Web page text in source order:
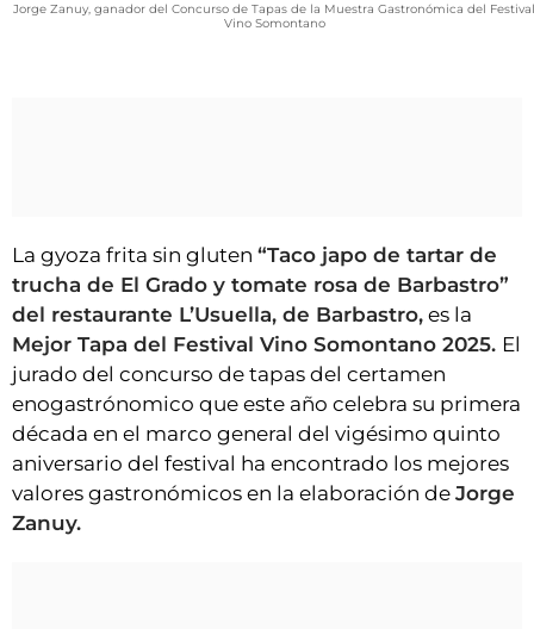
Jorge Zanuy, ganador del Concurso de Tapas de la Muestra Gastronómica del Festival
Vino Somontano
La gyoza frita sin gluten “Taco japo de tartar de
trucha de El Grado y tomate rosa de Barbastro”
del restaurante L’Usuella, de Barbastro, es la
Mejor Tapa del Festival Vino Somontano 2025. El
jurado del concurso de tapas del certamen
enogastrónomico que este año celebra su primera
década en el marco general del vigésimo quinto
aniversario del festival ha encontrado los mejores
valores gastronómicos en la elaboración de Jorge
Zanuy.